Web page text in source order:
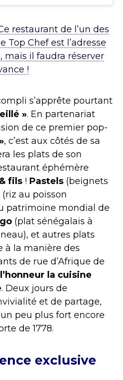
restaurant de l’un des
Top Chef est l’adresse
mais il faudra réserver
!
s’apprête pourtant
». En partenariat
de ce premier pop-
, c’est aux côtés de sa
les plats de son
éphémère
fils ! Pastels (beignets
(riz au poisson
patrimoine mondial de
(plat sénégalais à
et autres plats
à la manière des
de rue d’Afrique de
la cuisine
. Deux jours de
et de partage,
peu plus fort encore
de 1778.
exclusive